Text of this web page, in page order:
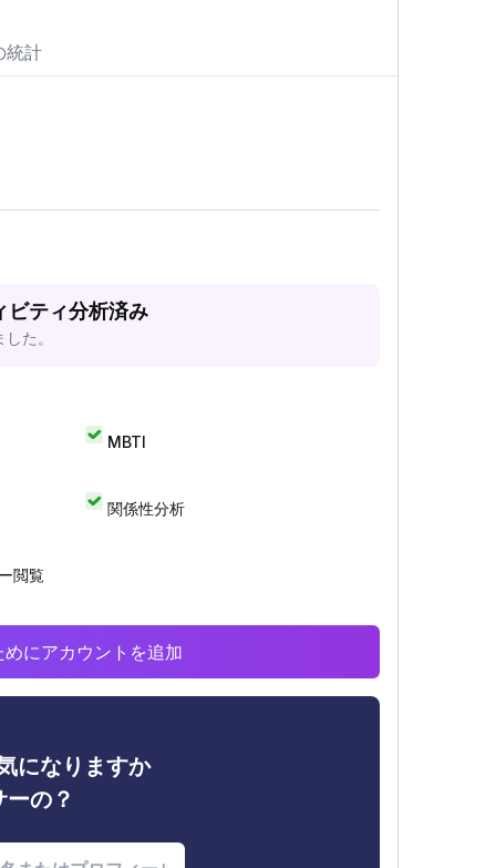
統計
ティ分析済み
た。
MBTI
関係性分析
閲覧
にアカウントを追加
になりますか
の？